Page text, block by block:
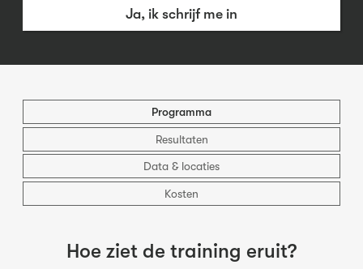
Ja, ik schrijf me in
Programma
Resultaten
Data & locaties
Kosten
Hoe ziet de training eruit?